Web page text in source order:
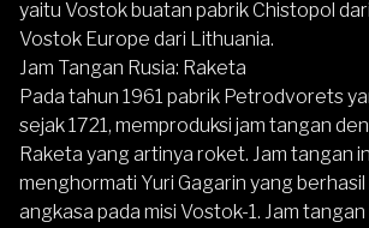
yaitu Vostok buatan pabrik Chistopol
Vostok Europe dari Lithuania.
Jam Tangan Rusia: Raketa
Pada tahun 1961 pabrik Petrodvorets
sejak 1721, memproduksi jam tangan
Raketa yang artinya roket. Jam tangan
menghormati Yuri Gagarin yang
angkasa pada misi Vostok-1. Jam tangan